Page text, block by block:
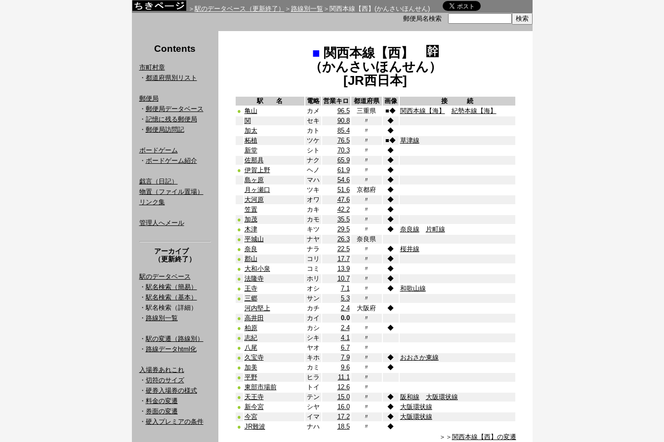
＞ 駅のデータベース（更新終了） ＞ 路線別一覧 ＞関西本線【西】(かんさいほんせん)
郵便局名検索
Contents
市町村章
・ 都道府県別リスト
郵便局
・ 郵便局データベース
・ 記憶に残る郵便局
・ 郵便局訪問記
ボードゲーム
・ ボードゲーム紹介
戯言（日記）
物置（ファイル置場）
リンク集
管理人へメール
アーカイブ
（更新終了）
駅のデータベース
・ 駅名検索（簡易）
・ 駅名検索（基本）
・駅名検索（詳細）
・ 路線別一覧
・ 駅の変遷（路線別）
・ 路線データhtml化
入場券あれこれ
・ 切符のサイズ
・ 硬券入場券の様式
・ 料金の変遷
・ 券面の変遷
・ 硬入プレミアの条件
■ 関西本線【西】
（かんさいほんせん）
[JR西日本]
駅 名 電略 営業キロ 都道府県 画像
接 続
● 亀山 カメ 96.5 三重県 ■◆ 関西本線【海】
紀勢本線【海】
関
セキ 90.8 〃
◆
加太
カト 85.4 〃
◆
柘植
ツケ 76.5 〃 ■◆ 草津線
新堂
シト 70.3 〃
◆
佐那具
ナク 65.9 〃
◆
● 伊賀上野 ヘノ 61.9 〃
◆
島ヶ原
マハ 54.6 〃
◆
月ヶ瀬口
ツキ 51.6 京都府
◆
大河原
オワ 47.6 〃
◆
笠置
カキ 42.2 〃
◆
● 加茂 カモ 35.5 〃
◆
● 木津 キツ 29.5 〃 ◆ 奈良線
片町線
● 平城山 ナヤ 26.3
奈良県
● 奈良 ナラ 22.5 〃 ◆
桜井線
● 郡山 コリ 17.7 〃
◆
● 大和小泉 コミ 13.9 〃
◆
● 法隆寺 ホリ 10.7 〃
◆
● 王寺 オシ 7.1 〃 ◆
和歌山線
● 三郷 サン 5.3
〃
河内堅上
カチ 2.4 大阪府
◆
● 高井田 カイ 0.0
〃
● 柏原 カシ 2.4 〃
◆
● 志紀 シキ 4.1
〃
● 八尾 ヤオ 6.7
〃
● 久宝寺 キホ 7.9 〃 ◆
おおさか東線
● 加美 カミ 9.6 〃
◆
● 平野 ヒラ 11.1
〃
● 東部市場前 トイ 12.6
〃
● 天王寺 テン 15.0 〃 ◆ 阪和線
大阪環状線
● 新今宮 シヤ 16.0 〃 ◆
大阪環状線
● 今宮 イマ 17.2 〃 ◆
大阪環状線
● JR難波 ナハ 18.5 〃
◆
＞＞ 関西本線【西】の変遷